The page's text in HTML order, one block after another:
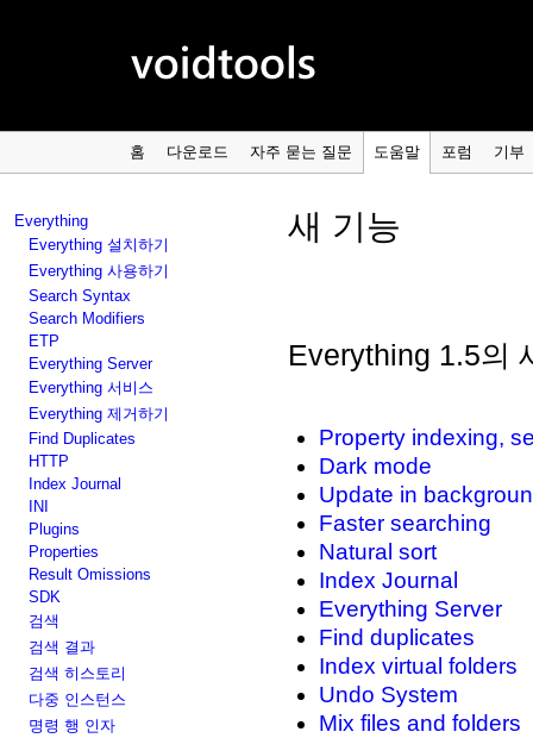
홈 다운로드 자주 묻는 질문 도움말 포럼 기부
Everything
Everything 설치하기
Everything 사용하기
Search Syntax
Search Modifiers
ETP
Everything Server
Everything 서비스
Everything 제거하기
Find Duplicates
HTTP
Index Journal
INI
Plugins
Properties
Result Omissions
SDK
검색
검색 결과
검색 히스토리
다중 인스턴스
명령 행 인자
새 기능
Everything 1.5의
Property indexing,
Dark mode
Update in
Faster searching
Natural sort
Index Journal
Everything Server
Find duplicates
Index virtual folders
Undo System
Mix files and folders